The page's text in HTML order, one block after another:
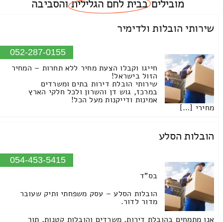
מוביליםבבית לחם הגלילית והסביבה
שירותי הובלות ולדימיר
052-287-0155
חייגו וקבלו הצעת מחיר ללא תחרות – המחיר
הזול בישראל!
שירותי הובלת דירות בתים ומשרדים
במרכז, גוש דן והשרון ולכל חלקי הארץ
אמינות ודייקנות מעל הכל!
מחירי […]
הובלות הסלע
054-453-5415
בס"ד
הובלות הסלע – עסק משפחתי ותיק שעובר
מדור לדור.
אנו מתמחים בהובלת דירות, משרדים והובלות קטנות, תוך